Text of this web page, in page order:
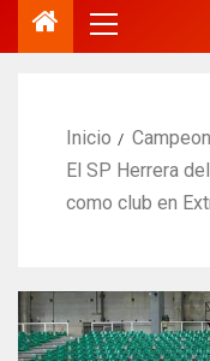
Inicio
El SP Herrera
como club en